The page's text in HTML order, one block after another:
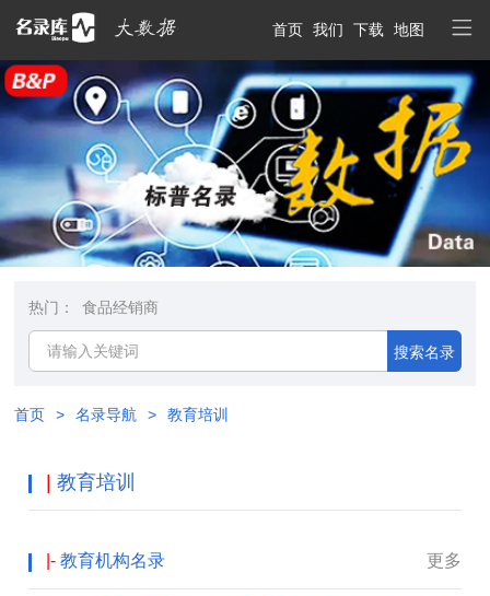
首页 我们 下载 地图
热门： 食品经销商
搜索名录
首页 > 名录导航 > 教育培训
| 教育培训
更多
|- 教育机构名录